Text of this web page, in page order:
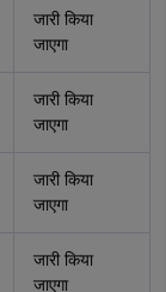
जारी किया
जाएगा
जारी किया
जाएगा
जारी किया
जाएगा
जारी किया
जाएगा